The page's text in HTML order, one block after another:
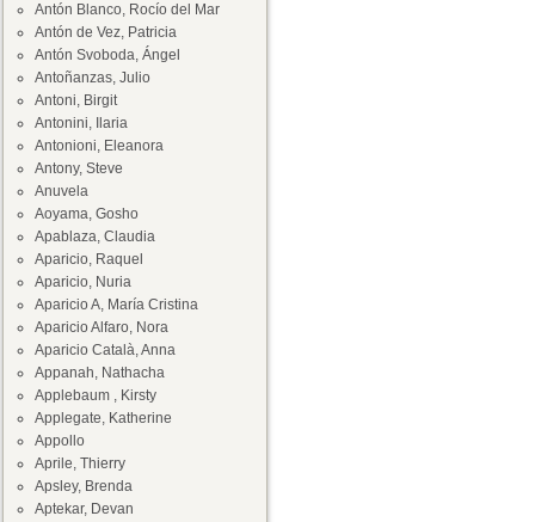
Antón Blanco, Rocío del Mar
Antón de Vez, Patricia
Antón Svoboda, Ángel
Antoñanzas, Julio
Antoni, Birgit
Antonini, Ilaria
Antonioni, Eleanora
Antony, Steve
Anuvela
Aoyama, Gosho
Apablaza, Claudia
Aparicio, Raquel
Aparicio, Nuria
Aparicio A, María Cristina
Aparicio Alfaro, Nora
Aparicio Català, Anna
Appanah, Nathacha
Applebaum , Kirsty
Applegate, Katherine
Appollo
Aprile, Thierry
Apsley, Brenda
Aptekar, Devan